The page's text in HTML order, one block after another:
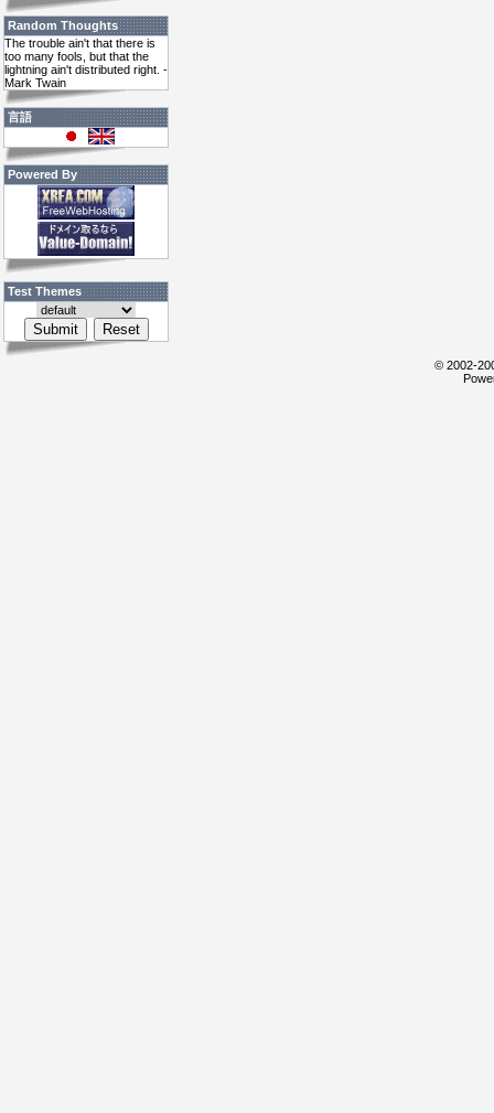
Random Thoughts
The trouble ain't that there is
too many fools, but that the
lightning ain't distributed right. -
Mark Twain
言語
Powered By
Test Themes
© 2002-